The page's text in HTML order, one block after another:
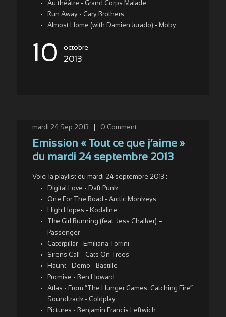
Au théâtre - Grand Corps Malade
Run Away - Cary Brothers
Almost Home (with Damien Jurado) - Moby
10 octobre
2013
mardi 24 Sep 2013 0 Comment
Emission « Tout ce que j’aime »
du mardi 24 septembre 2013
Voici la playlist du mardi 24 septembre 2013 :
Digital Love - Daft Punk
One For The Road - Arctic Monkeys
High Hopes - Kodaline
The Girl Running (feat. Jess Chalker) –
Passenger
Caterpillar - Emiliana Torrini
Sirens Call - Cats On Trees
Haunt - Demo - Bastille
Promise - Ben Howard
Atlas - From “The Hunger Games: Catching Fire”
Soundtrack - Coldplay
Pictures - Benjamin Francis Leftwich